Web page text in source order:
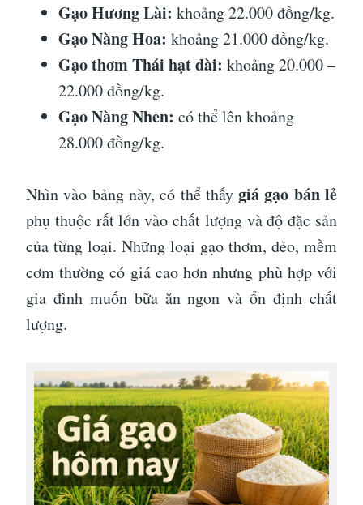
Gạo Hương Lài: khoảng 22.000 đồng/kg.
Gạo Nàng Hoa: khoảng 21.000 đồng/kg.
Gạo thơm Thái hạt dài: khoảng 20.000 –
22.000 đồng/kg.
Gạo Nàng Nhen: có thể lên khoảng
28.000 đồng/kg.
Nhìn vào bảng này, có thể thấygiá gạo bán lẻ
phụ thuộc rất lớn vào chất lượng và độ đặc sản
của từng loại. Những loại gạo thơm, dẻo, mềm
cơm thường có giá cao hơn nhưng phù hợp với
gia đình muốn bữa ăn ngon và ổn định chất
lượng.